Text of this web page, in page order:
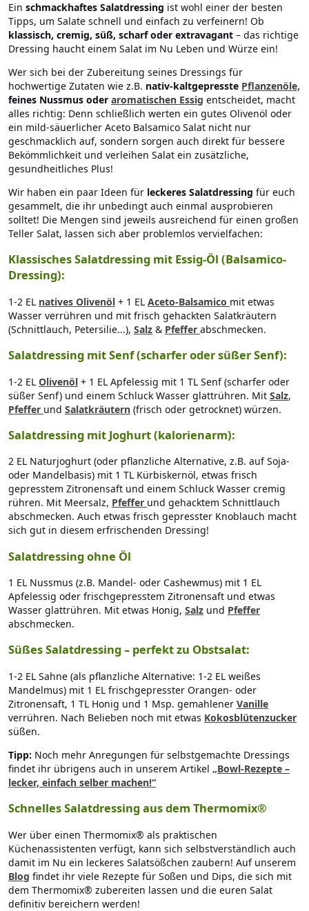
Ein schmackhaftes Salatdressing ist wohl einer der besten
Tipps, um Salate schnell und einfach zu verfeinern! Ob
klassisch, cremig, süß, scharf oder extravagant – das richtige
Dressing haucht einem Salat im Nu Leben und Würze ein!
Wer sich bei der Zubereitung seines Dressings für
hochwertige Zutaten wie z.B. nativ-kaltgepresste Pflanzenöle,
feines Nussmus oder aromatischen Essig entscheidet, macht
alles richtig: Denn schließlich werten ein gutes Olivenöl oder
ein mild-säuerlicher Aceto Balsamico Salat nicht nur
geschmacklich auf, sondern sorgen auch direkt für bessere
Bekömmlichkeit und verleihen Salat ein zusätzliche,
gesundheitliches Plus!
Wir haben ein paar Ideen für leckeres Salatdressing für euch
gesammelt, die ihr unbedingt auch einmal ausprobieren
solltet! Die Mengen sind jeweils ausreichend für einen großen
Teller Salat, lassen sich aber problemlos vervielfachen:
Klassisches Salatdressing mit Essig-Öl (Balsamico-
Dressing):
1-2 EL natives Olivenöl + 1 EL Aceto-Balsamico mit etwas
Wasser verrühren und mit frisch gehackten Salatkräutern
(Schnittlauch, Petersilie...), Salz & Pfeffer abschmecken.
Salatdressing mit Senf (scharfer oder süßer Senf):
1-2 EL Olivenöl + 1 EL Apfelessig mit 1 TL Senf (scharfer oder
süßer Senf) und einem Schluck Wasser glattrühren. Mit Salz,
Pfeffer und Salatkräutern (frisch oder getrocknet) würzen.
Salatdressing mit Joghurt (kalorienarm):
2 EL Naturjoghurt (oder pflanzliche Alternative, z.B. auf Soja-
oder Mandelbasis) mit 1 TL Kürbiskernöl, etwas frisch
gepresstem Zitronensaft und einem Schluck Wasser cremig
rühren. Mit Meersalz, Pfeffer und gehacktem Schnittlauch
abschmecken. Auch etwas frisch gepresster Knoblauch macht
sich gut in diesem erfrischenden Dressing!
Salatdressing ohne Öl
1 EL Nussmus (z.B. Mandel- oder Cashewmus) mit 1 EL
Apfelessig oder frischgepresstem Zitronensaft und etwas
Wasser glattrühren. Mit etwas Honig, Salz und Pfeffer
abschmecken.
Süßes Salatdressing – perfekt zu Obstsalat:
1-2 EL Sahne (als pflanzliche Alternative: 1-2 EL weißes
Mandelmus) mit 1 EL frischgepresster Orangen- oder
Zitronensaft, 1 TL Honig und 1 Msp. gemahlener Vanille
verrühren. Nach Belieben noch mit etwas Kokosblütenzucker
süßen.
Tipp: Noch mehr Anregungen für selbstgemachte Dressings
findet ihr übrigens auch in unserem Artikel „Bowl-Rezepte –
lecker, einfach selber machen!“
Schnelles Salatdressing aus dem Thermomix®
Wer über einen Thermomix® als praktischen
Küchenassistenten verfügt, kann sich selbstverständlich auch
damit im Nu ein leckeres Salatsößchen zaubern! Auf unserem
Blog findet ihr viele Rezepte für Soßen und Dips, die sich mit
dem Thermomix® zubereiten lassen und die euren Salat
definitiv bereichern werden!